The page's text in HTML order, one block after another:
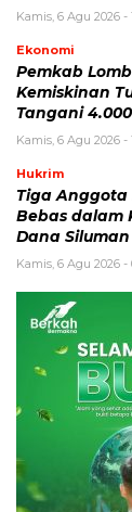
Kamis, 6 Agu 2026 -
Ekonomi
Pemkab
Kemiskinan
Tangani
Kamis, 6 Agu 2026 -
Hukrim
Tiga Anggota
Bebas dalam
Dana Siluman
Kamis, 6 Agu 2026